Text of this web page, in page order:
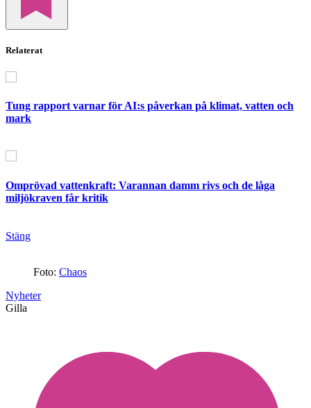
Relaterat
Tung rapport varnar för AI:s påverkan på klimat, vatten och
mark
Omprövad vattenkraft: Varannan damm rivs och de låga
miljökraven får kritik
Stäng
Foto: Chaos
Nyheter
Gilla